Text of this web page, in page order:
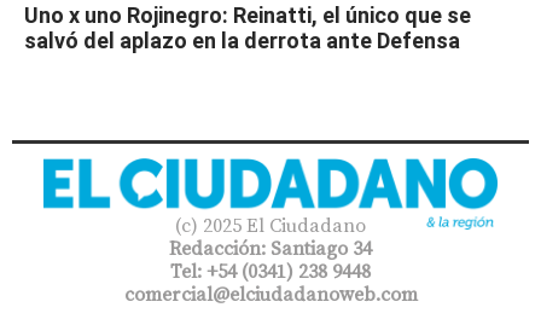
Uno x uno Rojinegro: Reinatti, el único que se
salvó del aplazo en la derrota ante Defensa
(c) 2025 El Ciudadano
Redacción: Santiago 34
Tel: +54 (0341) 238 9448
comercial@elciudadanoweb.com​